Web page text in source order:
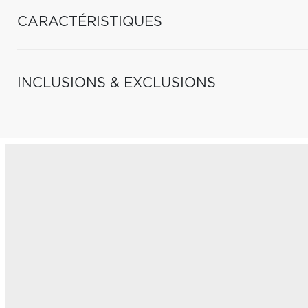
CARACTÉRISTIQUES
INCLUSIONS & EXCLUSIONS